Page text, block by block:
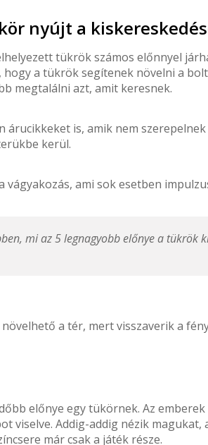
nyújt a
tükrök számos előnnyel
hogy a tükrök segítenek növelni a
megtalálni azt, amit keresnek.
árucikkeket is, amik nem
kerül.
ami sok esetben
mi az 5 legnagyobb előnye a tükrök
a tér, mert visszaverik a
előnye egy tükörnek. Az
viselve. Addig-addig nézik magukat,
már csak a játék része.